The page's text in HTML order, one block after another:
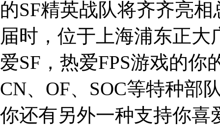
的SF精英战队将齐齐亮
届时，位于上海浦东正
爱SF，热爱FPS游戏的
CN、OF、SOC等特种部
你还有另外一种支持你喜